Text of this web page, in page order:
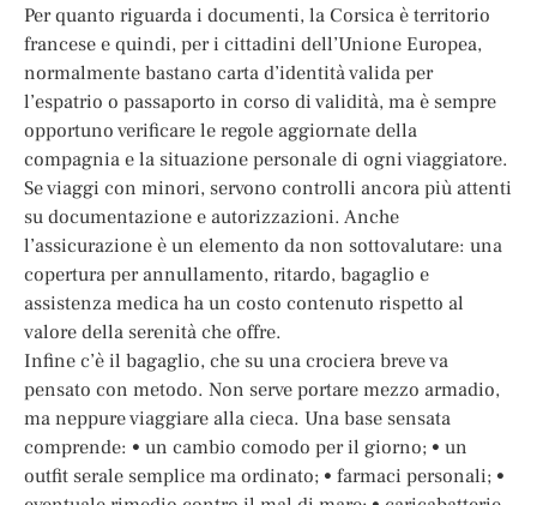
Per quanto riguarda i documenti, la Corsica è territorio
francese e quindi, per i cittadini dell’Unione Europea,
normalmente bastano carta d’identità valida per
l’espatrio o passaporto in corso di validità, ma è sempre
opportuno verificare le regole aggiornate della
compagnia e la situazione personale di ogni viaggiatore.
Se viaggi con minori, servono controlli ancora più attenti
su documentazione e autorizzazioni. Anche
l’assicurazione è un elemento da non sottovalutare: una
copertura per annullamento, ritardo, bagaglio e
assistenza medica ha un costo contenuto rispetto al
valore della serenità che offre.
Infine c’è il bagaglio, che su una crociera breve va
pensato con metodo. Non serve portare mezzo armadio,
ma neppure viaggiare alla cieca. Una base sensata
comprende: • un cambio comodo per il giorno; • un
outfit serale semplice ma ordinato; • farmaci personali; •